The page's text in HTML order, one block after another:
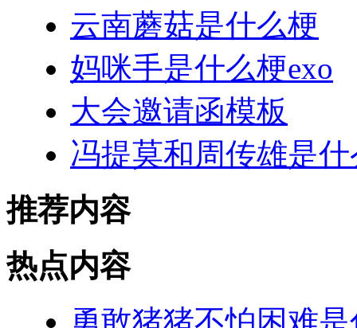
云南蘑菇是什么梗
妈咪手是什么梗exo
大会邀请函模板
冯提莫和周传雄是
推荐内容
热点内容
勇敢猪猪不怕困难